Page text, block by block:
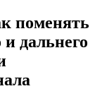
поменять
дальнего